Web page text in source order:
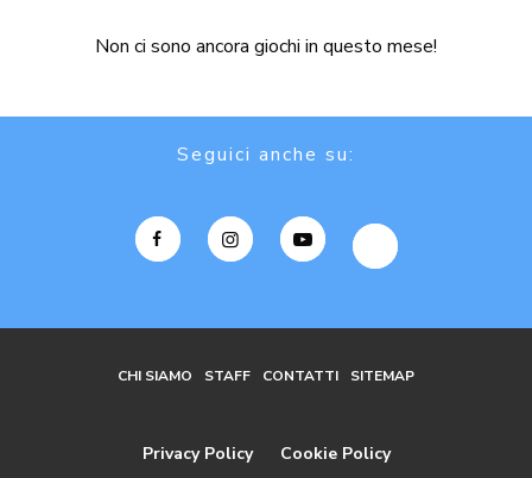
Non ci sono ancora giochi in questo mese!
Seguici anche su:
CHI SIAMO STAFF CONTATTI SITEMAP
Privacy Policy Cookie Policy